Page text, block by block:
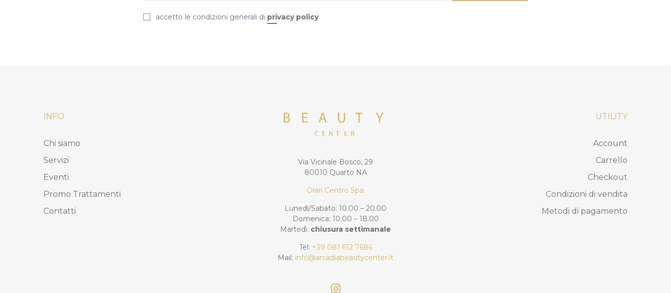
accetto le condizioni generali di privacy policy
INFO
Chi siamo
Servizi
Eventi
Promo Trattamenti
Contatti
Via Vicinale Bosco, 29
80010 Quarto NA
Orari Centro Spa:
Lunedì/Sabato: 10.00 – 20.00
Domenica: 10.00 – 18.00
Martedì: chiusura settimanale
Tel: +39 081 612 7686
Mail: info@arcadiabeautycenter.it
UTILITY
Account
Carrello
Checkout
Condizioni di vendita
Metodi di pagamento